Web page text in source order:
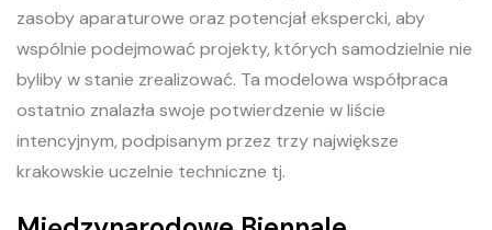
zasoby aparaturowe oraz potencjał ekspercki, aby
wspólnie podejmować projekty, których samodzielnie nie
byliby w stanie zrealizować. Ta modelowa współpraca
ostatnio znalazła swoje potwierdzenie w liście
intencyjnym, podpisanym przez trzy największe
krakowskie uczelnie techniczne tj.